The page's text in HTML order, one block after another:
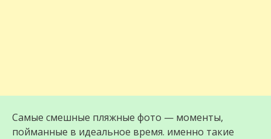
Самые смешные пляжные фото — моменты,
пойманные в идеальное время. именно такие